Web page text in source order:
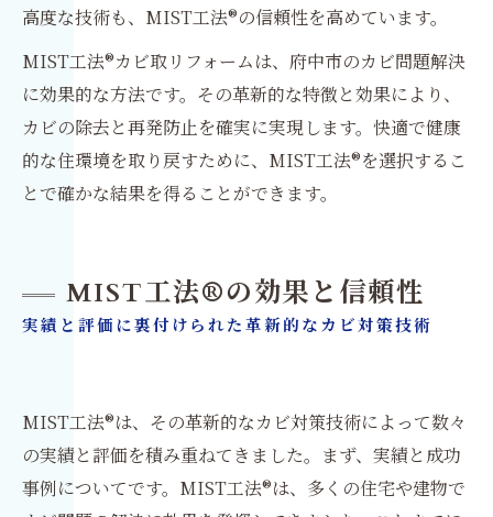
高度な技術も、MIST工法®の信頼性を高めています。
MIST工法®カビ取リフォームは、府中市のカビ問題解決
に効果的な方法です。その革新的な特徴と効果により、
カビの除去と再発防止を確実に実現します。快適で健康
的な住環境を取り戻すために、MIST工法®を選択するこ
とで確かな結果を得ることができます。
MIST工法®の効果と信頼性
実績と評価に裏付けられた革新的なカビ対策技術
MIST工法®は、その革新的なカビ対策技術によって数々
の実績と評価を積み重ねてきました。まず、実績と成功
事例についてです。MIST工法®は、多くの住宅や建物で